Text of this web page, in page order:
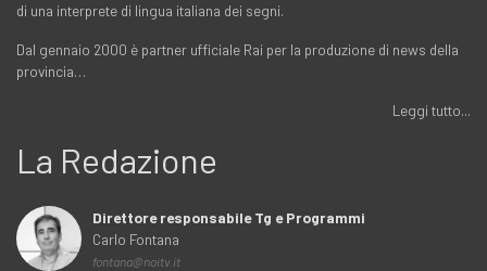
di una interprete di lingua italiana dei segni.
Dal gennaio 2000 è partner ufficiale Rai per la produzione di news della
provincia…
Leggi tutto...
La Redazione
Direttore responsabile Tg e Programmi
Carlo Fontana
fontana@noitv.it